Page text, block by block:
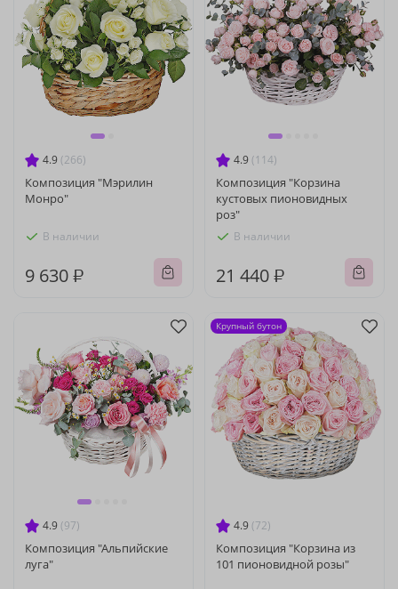
4.9 (266)
Композиция "Мэрилин
Монро"
В наличии
9 630 ₽
4.9 (114)
Композиция "Корзина
кустовых пионовидных
роз"
В наличии
21 440 ₽
4.9 (97)
Композиция "Альпийские
луга"
4.9 (72)
Композиция "Корзина из
101 пионовидной розы"
Крупный бутон